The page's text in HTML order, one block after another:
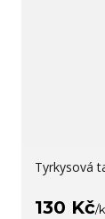
Tyrkysová
130 Kč/